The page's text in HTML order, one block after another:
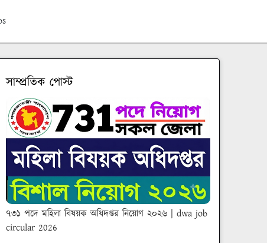
সাম্প্রতিক পোস্ট
৭৩১ পদে মহিলা বিষয়ক অধিদপ্তর নিয়োগ ২০২৬ | dwa job
circular 2026